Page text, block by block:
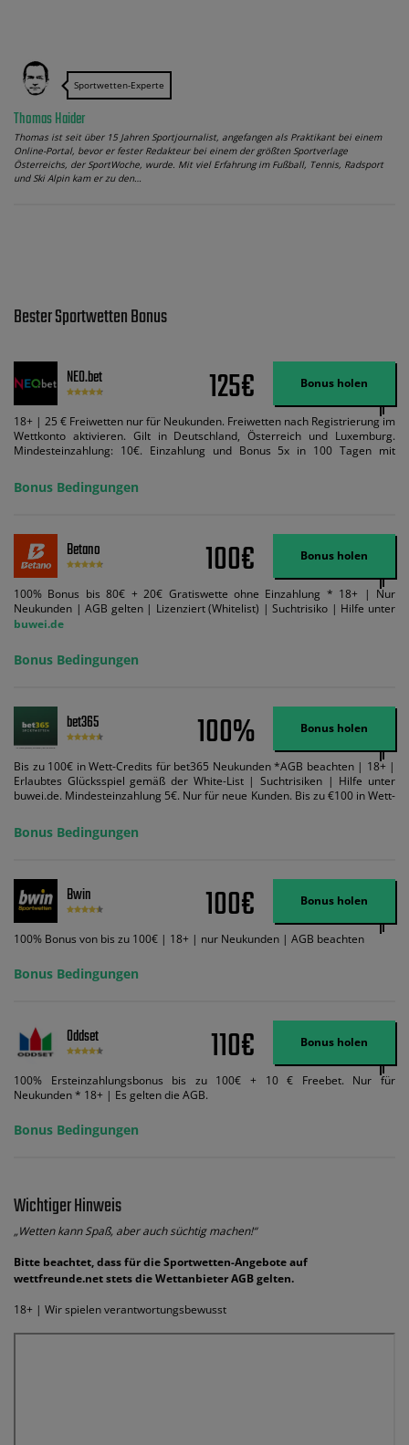
Sportwetten-Experte
Thomas Haider
Thomas ist seit über 15 Jahren Sportjournalist, angefangen als Praktikant bei einem
Online-Portal, bevor er fester Redakteur bei einem der größten Sportverlage
Österreichs, der SportWoche, wurde. Mit viel Erfahrung im Fußball, Tennis, Radsport
und Ski Alpin kam er zu den…
Bester Sportwetten Bonus
NEO.bet 125€ Bonus holen
18+ | 25 € Freiwetten nur für Neukunden. Freiwetten nach Registrierung im
Wettkonto aktivieren. Gilt in Deutschland, Österreich und Luxemburg.
Mindesteinzahlung: 10€. Einzahlung und Bonus 5x in 100 Tagen mit
Bedingungen können geändert werden. AGB gelten. Lizenziert; Hilfe bei
Suchtrisiken: buwei.de.
Bonus Bedingungen
Betano 100€ Bonus holen
100% Bonus bis 80€ + 20€ Gratiswette ohne Einzahlung * 18+ | Nur
Neukunden | AGB gelten | Lizenziert (Whitelist) | Suchtrisiko | Hilfe unter
buwei.de
Bonus Bedingungen
bet365 100% Bonus holen
Bis zu 100€ in Wett-Credits für bet365 Neukunden *AGB beachten | 18+ |
Erlaubtes Glücksspiel gemäß der White-List | Suchtrisiken | Hilfe unter
buwei.de. Mindesteinzahlung 5€. Nur für neue Kunden. Bis zu €100 in Wett-
ein und wir geben Ihnen die entsprechende qualifizierende Einzahlung in
Wett-Credits, wenn Sie qualifizierende Wetten im gleichen Wert platzieren
Wett-Credits aus. Es gelten die AGB, Zeitlimits und Ausnahmen. Der Bonus-
Code VIPANGEBOT kann während der Anmeldung benutzt werden, jedoch
ändert dies den Angebotsbetrag in keinster Weise.
Bonus Bedingungen
Bwin 100€ Bonus holen
100% Bonus von bis zu 100€ | 18+ | nur Neukunden | AGB beachten
Bonus Bedingungen
Oddset 110€ Bonus holen
100% Ersteinzahlungsbonus bis zu 100€ + 10 € Freebet. Nur für
Neukunden * 18+ | Es gelten die AGB.
Bonus Bedingungen
Wichtiger Hinweis
„Wetten kann Spaß, aber auch süchtig machen!“
Bitte beachtet, dass für die Sportwetten-Angebote auf
wettfreunde.net stets die Wettanbieter AGB gelten.
18+ | Wir spielen verantwortungsbewusst